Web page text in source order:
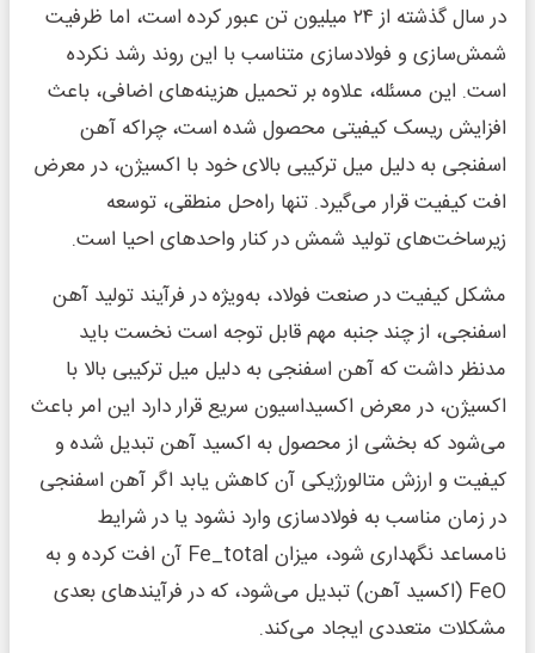
در سال گذشته از ۲۴ میلیون تن عبور کرده است، اما ظرفیت
شمش‌سازی و فولادسازی متناسب با این روند رشد نکرده
است. این مسئله، علاوه بر تحمیل هزینه‌های اضافی، باعث
افزایش ریسک کیفیتی محصول شده است، چراکه آهن
اسفنجی به دلیل میل ترکیبی بالای خود با اکسیژن، در معرض
افت کیفیت قرار می‌گیرد. تنها راه‌حل منطقی، توسعه
زیرساخت‌های تولید شمش در کنار واحدهای احیا است.
مشکل کیفیت در صنعت فولاد، به‌ویژه در فرآیند تولید آهن
اسفنجی، از چند جنبه مهم قابل توجه است نخست باید
مدنظر داشت که آهن اسفنجی به دلیل میل ترکیبی بالا با
اکسیژن، در معرض اکسیداسیون سریع قرار دارد این امر باعث
می‌شود که بخشی از محصول به اکسید آهن تبدیل شده و
کیفیت و ارزش متالورژیکی آن کاهش یابد اگر آهن اسفنجی
در زمان مناسب به فولادسازی وارد نشود یا در شرایط
نامساعد نگهداری شود، میزان Fe_total آن افت کرده و به
FeO (اکسید آهن) تبدیل می‌شود، که در فرآیندهای بعدی
مشکلات متعددی ایجاد می‌کند.